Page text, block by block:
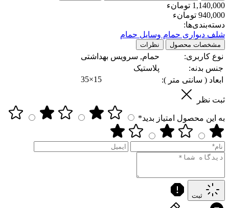
1,140,000 تومانء
940,000 تومانء
دسته‌بندی‌ها:
شلف دیواری حمام وسایل حمام
مشخصات محصول نظرات
نوع کاربری:
حمام, سرویس بهداشتی
جنس بدنه:
پلاستیک
ابعاد ( سانتی متر ):
35×15
ثبت نظر
به این محصول امتیاز بدید*
ثبت